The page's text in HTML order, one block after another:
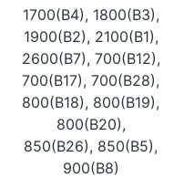
1700(B4), 1800(B3),
1900(B2), 2100(B1),
2600(B7), 700(B12),
700(B17), 700(B28),
800(B18), 800(B19),
800(B20),
850(B26), 850(B5),
900(B8)